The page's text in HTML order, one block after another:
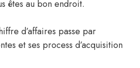
êtes au bon endroit.
d’affaires passe par
et ses process d’acquisition